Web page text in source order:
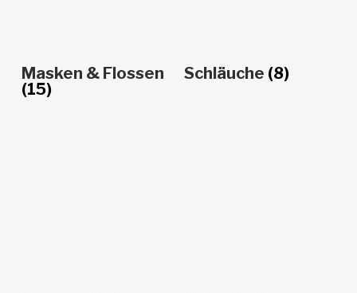
Masken & Flossen
(15)
Schläuche (8)